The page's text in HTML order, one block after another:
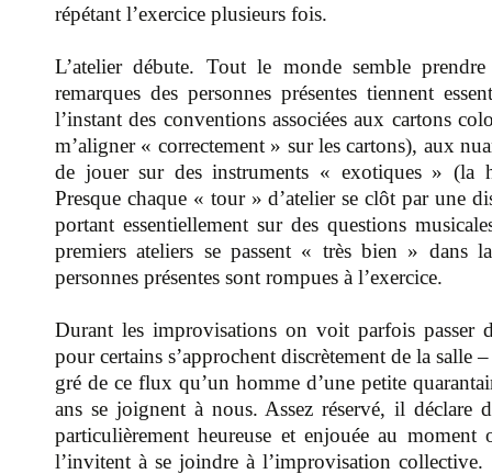
répétant l’exercice plusieurs fois.
L’atelier débute. Tout le monde semble
remarques des personnes présentes tiennent
l’instant des conventions associées aux cartons
m’aligner « correctement » sur les cartons), aux
de jouer sur des instruments « exotiques » (la
Presque chaque « tour » d’atelier se clôt par une
portant essentiellement sur des questions
premiers ateliers se passent « très bien »
personnes présentes sont rompues à l’exercice.
Durant les improvisations on voit parfois passer
pour certains s’approchent discrètement de la salle
gré de ce flux qu’un homme d’une petite
ans se joignent à nous. Assez réservé, il
particulièrement heureuse et enjouée au
l’invitent à se joindre à l’improvisation